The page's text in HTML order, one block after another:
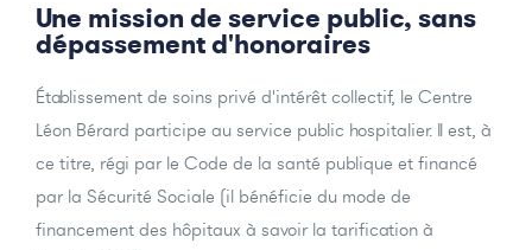
Une mission de service public, sans
dépassement d'honoraires
Établissement de soins privé d'intérêt collectif, le Centre
Léon Bérard participe au service public hospitalier. Il est, à
ce titre, régi par le Code de la santé publique et financé
par la Sécurité Sociale (il bénéficie du mode de
financement des hôpitaux à savoir la tarification à